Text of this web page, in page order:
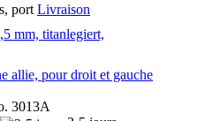
port Livraison
allie, pour droit et gauche
3013A